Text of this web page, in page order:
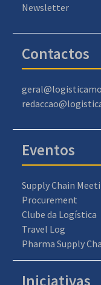
Newsletter
Contactos
Eventos
Supply Chain
Procurement
Clube da Logística
Travel Log
Pharma Supply
Iniciativas